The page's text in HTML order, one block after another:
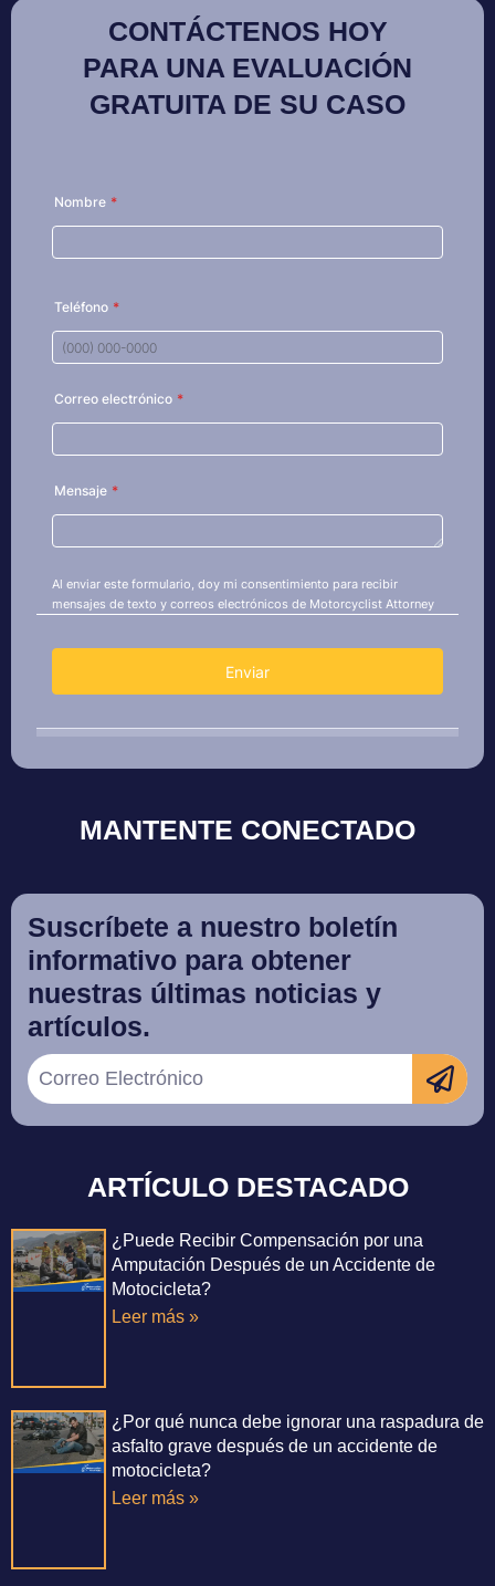
CONTÁCTENOS HOY
PARA UNA EVALUACIÓN
GRATUITA DE SU CASO
MANTENTE CONECTADO
Suscríbete a nuestro boletín
informativo para obtener
nuestras últimas noticias y
artículos.
ARTÍCULO DESTACADO
¿Puede Recibir Compensación por una
Amputación Después de un Accidente de
Motocicleta?
Leer más »
¿Por qué nunca debe ignorar una raspadura de
asfalto grave después de un accidente de
motocicleta?
Leer más »